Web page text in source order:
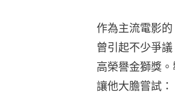
作為主流電影
曾引起不少爭
高榮譽金獅獎
讓他大膽嘗試